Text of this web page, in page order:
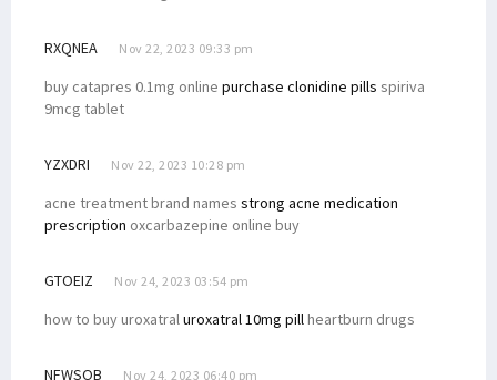
RXQNEA Nov 22, 2023 09:33 pm
buy catapres 0.1mg online purchase clonidine pills spiriva
9mcg tablet
YZXDRI Nov 22, 2023 10:28 pm
acne treatment brand names strong acne medication
prescription oxcarbazepine online buy
GTOEIZ Nov 24, 2023 03:54 pm
how to buy uroxatraluroxatral 10mg pillheartburn drugs
NFWSOB Nov 24, 2023 06:40 pm